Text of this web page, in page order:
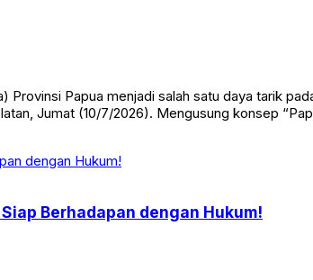
Papua menjadi salah satu daya tarik
Jumat (10/7/2026). Mengusung konsep
Berhadapan dengan Hukum!